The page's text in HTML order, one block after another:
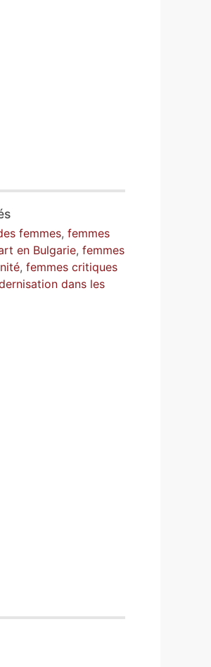
femmes,femmes
en Bulgarie,femmes
,femmes critiques
dans les